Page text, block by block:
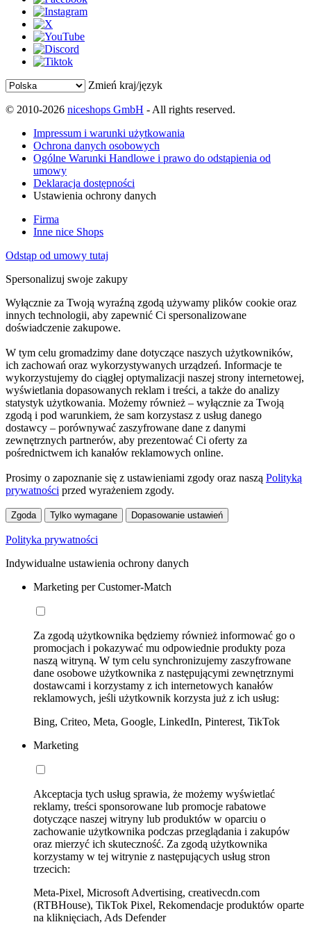
Zmień kraj/język
© 2010-2026 niceshops GmbH - All rights reserved.
Impressum i warunki użytkowania
Ochrona danych osobowych
Ogólne Warunki Handlowe i prawo do odstąpienia od
umowy
Deklaracja dostępności
Ustawienia ochrony danych
Firma
Inne nice Shops
Odstąp od umowy tutaj
Spersonalizuj swoje zakupy
Wyłącznie za Twoją wyraźną zgodą używamy plików cookie oraz
innych technologii, aby zapewnić Ci spersonalizowane
doświadczenie zakupowe.
W tym celu gromadzimy dane dotyczące naszych użytkowników,
ich zachowań oraz wykorzystywanych urządzeń. Informacje te
wykorzystujemy do ciągłej optymalizacji naszej strony internetowej,
wyświetlania dopasowanych reklam i treści, a także do analizy
statystyk użytkowania. Możemy również – wyłącznie za Twoją
zgodą i pod warunkiem, że sam korzystasz z usług danego
dostawcy – porównywać zaszyfrowane dane z danymi
zewnętrznych partnerów, aby prezentować Ci oferty za
pośrednictwem ich kanałów reklamowych online.
Prosimy o zapoznanie się z ustawieniami zgody oraz naszą Polityką
prywatności przed wyrażeniem zgody.
Zgoda Tylko wymagane Dopasowanie ustawień
Polityka prywatności
Indywidualne ustawienia ochrony danych
Marketing per Customer-Match
Za zgodą użytkownika będziemy również informować go o
promocjach i pokazywać mu odpowiednie produkty poza
naszą witryną. W tym celu synchronizujemy zaszyfrowane
dane osobowe użytkownika z następującymi zewnętrznymi
dostawcami i korzystamy z ich internetowych kanałów
reklamowych, jeśli użytkownik korzysta już z ich usług:
Bing, Criteo, Meta, Google, LinkedIn, Pinterest, TikTok
Marketing
Akceptacja tych usług sprawia, że możemy wyświetlać
reklamy, treści sponsorowane lub promocje rabatowe
dotyczące naszej witryny lub produktów w oparciu o
zachowanie użytkownika podczas przeglądania i zakupów
oraz mierzyć ich skuteczność. Za zgodą użytkownika
korzystamy w tej witrynie z następujących usług stron
trzecich:
Meta-Pixel, Microsoft Advertising, creativecdn.com
(RTBHouse), TikTok Pixel, Rekomendacje produktów oparte
na kliknięciach, Ads Defender